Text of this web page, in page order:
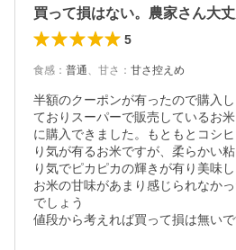
5
食感 ： 普通、 甘さ ： 甘さ控えめ
半額のクーポンが有ったので購入
ておりスーパーで販売しているお
に購入できました。もともとコシ
り気が有るお米ですが、柔らかい
り気でピカピカの輝きが有り美味
お米の甘味があまり感じられなか
でしょう
値段から考えれば買って損は無い